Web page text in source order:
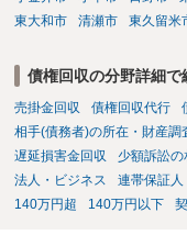
東大和市
清瀬市 東久留米
債権回収の分野詳細で
売掛金回収 債権回収代行
相手(債務者)の所在・財産調
遅延損害金回収
少額訴訟
法人・ビジネス
連帯保証人
140万円超
140万円以下